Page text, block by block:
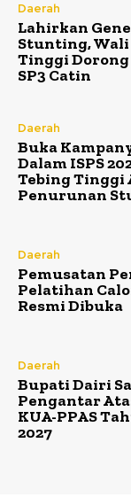
Daerah
Lahirkan
Stunting, Wali
Tinggi
SP3 Catin
Daerah
Buka
Dalam ISPS
Tebing Tinggi
Penurunan
Daerah
Pemusatan
Pelatihan
Resmi Dibuka
Daerah
Bupati Dairi
Pengantar
KUA-PPAS
2027